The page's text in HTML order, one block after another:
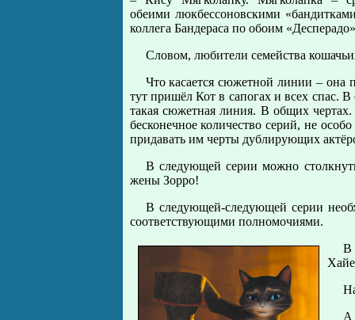
обеими люкбессоновскими
коллега Бандераса по обоим
Словом, любители семейства
Что касается сюжетной линии – она
тут пришёл Кот в сапогах и всех спас.
такая сюжетная линия. В общих
бесконечное количество серий, не
придавать им черты дублирующих
В следующей серии можно
жены Зорро!
В следующей-следующей серии
соответствующими полномочиями.
В
А